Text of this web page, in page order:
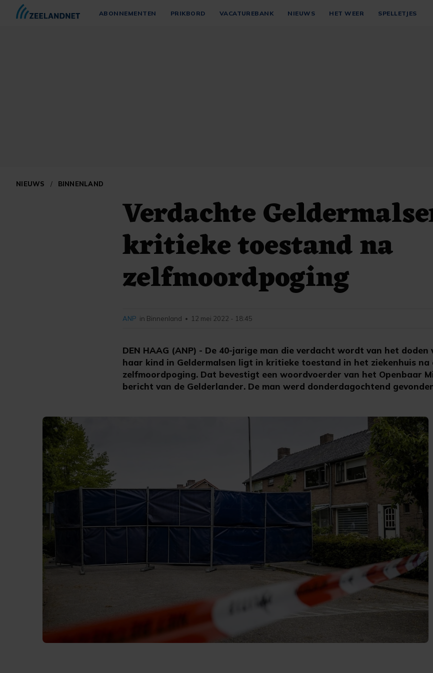
ABONNEMENTEN PRIKBORD VACATUREBANK NIEUWS HET WEER SPELLETJES
NIEUWS / BINNENLAND
Verdachte
kritieke toestand na
zelfmoordpoging
DEN HAAG (ANP) - De 40-jarige man die verdacht wordt van het doden
haar kind in Geldermalsen ligt in kritieke toestand in het ziekenhuis na
zelfmoordpoging. Dat bevestigt een woordvoerder van het Openbaar
bericht van de Gelderlander. De man werd donderdagochtend
ANP in Binnenland • 12 mei 2022 - 18:45